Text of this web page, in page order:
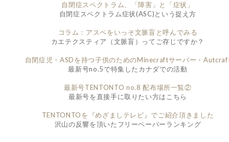
自閉症スペクトラム、「障害」と「症状」
自閉症スペクトラム症状(ASC)という捉え方
コラム：アスペをいっそ文脈盲と呼んでみる
カエテクスティア（文脈盲）ってご存じですか？
自閉症児・ASDを持つ子供のためのMinecraftサーバー・
最新号no.5で特集したカナダでの活動
最新号TENTONTO no.8 配布場所一覧②
最新号を直接手に取りたい方はこちら
TENTONTOを『めざましテレビ』でご紹介頂きました
沢山の反響を頂いたフリーペーパーランキング